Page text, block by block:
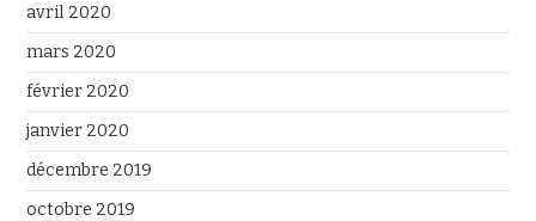
avril 2020
mars 2020
février 2020
janvier 2020
décembre 2019
octobre 2019